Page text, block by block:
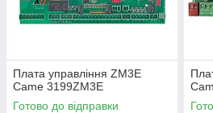
Плата управління ZM3E
Came 3199ZM3E
Готово до відправки